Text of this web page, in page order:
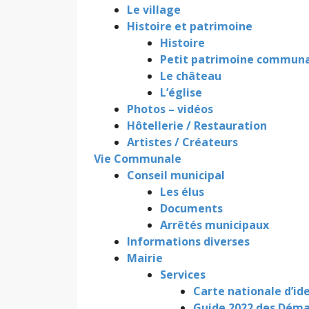
Le village
Histoire et patrimoine
Histoire
Petit patrimoine
Le château
L’église
Photos – vidéos
Hôtellerie / Restauration
Artistes / Créateurs
Vie Communale
Conseil municipal
Les élus
Documents
Arrêtés municipaux
Informations diverses
Mairie
Services
Carte nationale